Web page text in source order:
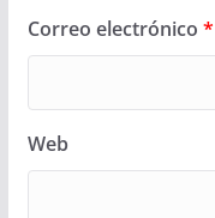
Correo electrónico *
Web